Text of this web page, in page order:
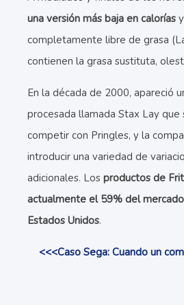
una versión más baja en calorías
completamente libre de grasa
contienen la grasa sustituta,
En la década de 2000, apareció
procesada llamada Stax Lay que
competir con Pringles, y la
introducir una variedad de
adicionales. Los productos de
actualmente el 59% del
Estados Unidos.
<<<Caso Sega: Cuando un